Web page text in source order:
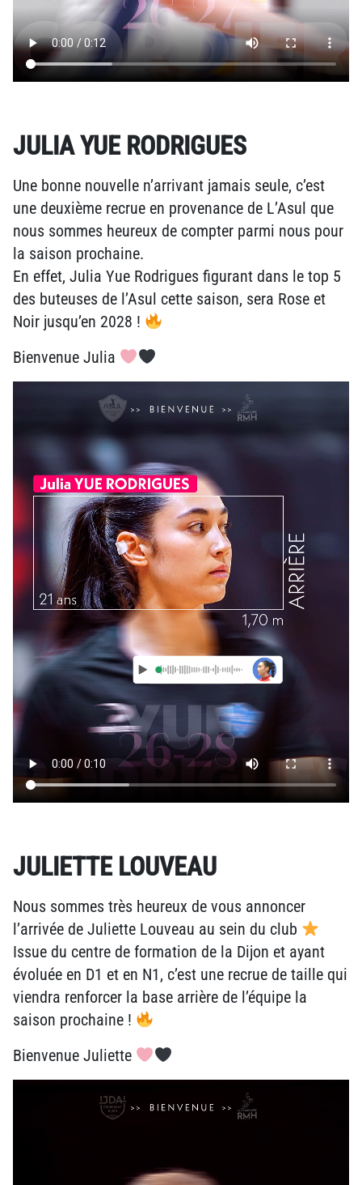
JULIA YUE RODRIGUES
Une bonne nouvelle n’arrivant jamais seule, c’est
une deuxième recrue en provenance de L’Asul que
nous sommes heureux de compter parmi nous pour
la saison prochaine.
En effet, Julia Yue Rodrigues figurant dans le top 5
des buteuses de l’Asul cette saison, sera Rose et
Noir jusqu’en 2028 !
Bienvenue Julia
JULIETTE LOUVEAU
Nous sommes très heureux de vous annoncer
l’arrivée de Juliette Louveau au sein du club
Issue du centre de formation de la Dijon et ayant
évoluée en D1 et en N1, c’est une recrue de taille qui
viendra renforcer la base arrière de l’équipe la
saison prochaine !
Bienvenue Juliette